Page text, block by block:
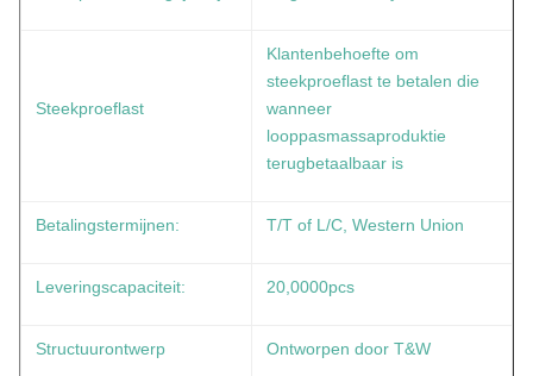
Steekproeflast
Klantenbehoefte om
steekproeflast te betalen die
wanneer
looppasmassaproduktie
terugbetaalbaar is
Betalingstermijnen: T/T of L/C, Western Union
Leveringscapaciteit: 20,0000pcs
Structuurontwerp Ontworpen door T&W